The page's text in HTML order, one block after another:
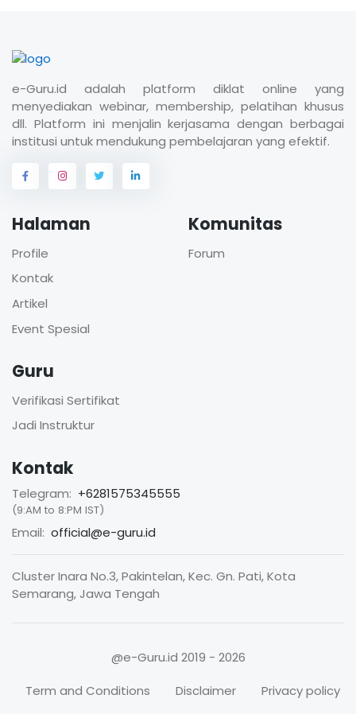
e-Guru.id adalah platform diklat online yang
menyediakan webinar, membership, pelatihan khusus
dll. Platform ini menjalin kerjasama dengan berbagai
institusi untuk mendukung pembelajaran yang efektif.
Halaman
Profile
Kontak
Artikel
Event Spesial
Komunitas
Forum
Guru
Verifikasi Sertifikat
Jadi Instruktur
Kontak
Telegram: +6281575345555
(9:AM to 8:PM IST)
Email: official@e-guru.id
Cluster Inara No.3, Pakintelan, Kec. Gn. Pati, Kota
Semarang, Jawa Tengah
@e-Guru.id 2019 - 2026
Term and Conditions
Disclaimer Privacy policy